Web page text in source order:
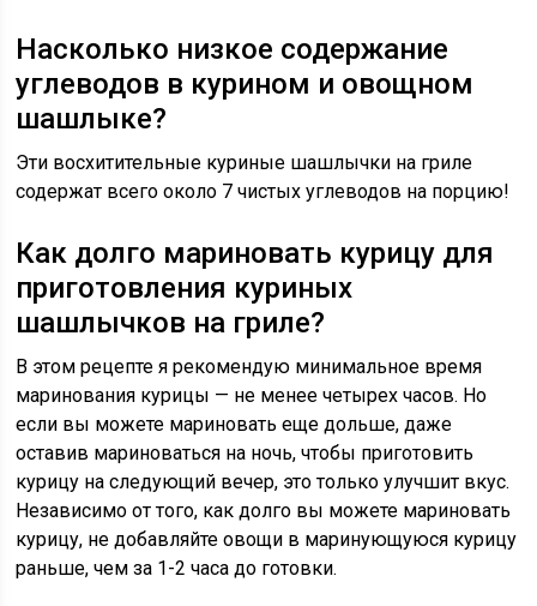
Насколько низкое содержание
углеводов в курином и овощном
шашлыке?
Эти восхитительные куриные шашлычки на гриле
содержат всего около 7 чистых углеводов на порцию!
Как долго мариновать курицу для
приготовления куриных
шашлычков на гриле?
В этом рецепте я рекомендую минимальное время
маринования курицы — не менее четырех часов. Но
если вы можете мариновать еще дольше, даже
оставив мариноваться на ночь, чтобы приготовить
курицу на следующий вечер, это только улучшит вкус.
Независимо от того, как долго вы можете мариновать
курицу, не добавляйте овощи в маринующуюся курицу
раньше, чем за 1-2 часа до готовки.